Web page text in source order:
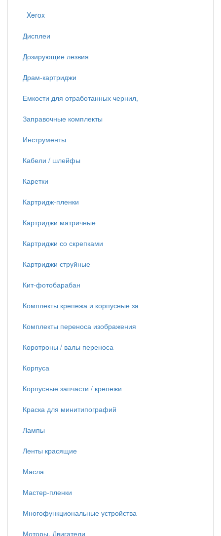
Xerox
Дисплеи
Дозирующие лезвия
Драм-картриджи
Емкости для отработанных чернил,
Заправочные комплекты
Инструменты
Кабели / шлейфы
Каретки
Картридж-пленки
Картриджи матричные
Картриджи со скрепками
Картриджи струйные
Кит-фотобарабан
Комплекты крепежа и корпусные за
Комплекты переноса изображения
Коротроны / валы переноса
Корпуса
Корпусные запчасти / крепежи
Краска для минитипографий
Лампы
Ленты красящие
Масла
Мастер-пленки
Многофункциональные устройства
Моторы, Двигатели